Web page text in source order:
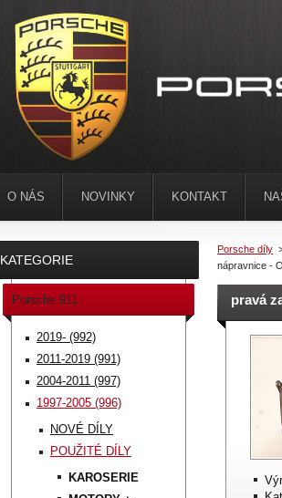
Porsche díly
nápravnice -
pravá
KATEGORIE
Porsche 911
2019- (992)
2011-2019 (991)
2004-2011 (997)
1997-2005 (996)
NOVÉ DÍLY
POUŽITÉ DÍLY
KAROSERIE
O NÁS NOVINKY KONTAKT